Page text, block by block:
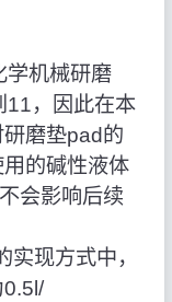
学机械研磨
11，因此在本
磨垫pad的
的碱性液体
会影响后续
现方式中，